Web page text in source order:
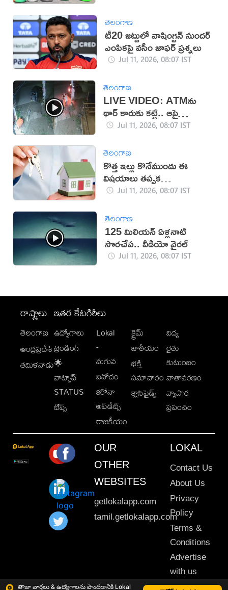
తాజా వార్తలు & ఉద్యోగాలను పొందడానికి Lokal
తెలంగాణ
టీ20 జట్టులో వాషింగ్టన్ సుందర్
ఎంపికపై వసీం జాఫర్ ప్రశ్నలు
Jul 11, 2026, 08:07 IST
తెలంగాణ
LIVE VIDEO: ATMను
థార్ కారుకు కట్టి.. ఆపై
దోచేశారు
Jul 11, 2026, 08:07 IST
తెలంగాణ
కొత్త ఇల్లు కొనేముందు ఈ
విషయాలు తప్పక
పరిశీలించండి!
Jul 11, 2026, 08:07 IST
తెలంగాణ
125 మిలియన్ ఏళ్లనాటి
సొరచేప.. వీడియో వైరల్
Jul 11, 2026, 08:07 IST
రాష్ట్రాలు
తెలంగాణ
ఆంధ్రప్రదేశ్
తమిళనాడు
ఇతర కేటగిరీలు
ఉద్యోగాలు
ట్రెండింగ్
🌟
వాట్సాప్
STATUS
టిప్స్
Lokal
-
మగువ
వినోదం
కరోనా
అప్‌డేట్స్
రాజకీయం
క్రైమ్
జాతీయం
భక్తి
సమాచారం
క్లాసిఫైడ్స్
విద్య
రైతు
కుటుంబం
వాతావరణం
వ్యాపార
ప్రపంచం
OUR
OTHER
WEBSITES
getlokalapp.com
tamil.getlokalapp.com
LOKAL
Contact Us
About Us
Privacy
Policy
Terms &
Conditions
Advertise
with us
Sitemap